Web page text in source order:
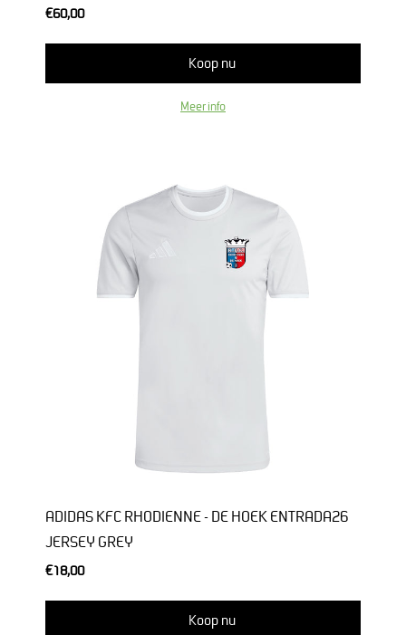
€60,00
Koop nu
Meer info
ADIDAS KFC RHODIENNE - DE HOEK ENTRADA26
JERSEY GREY
€18,00
Koop nu